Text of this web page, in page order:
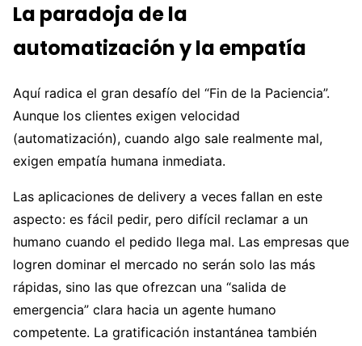
La paradoja de la
automatización y la empatía
Aquí radica el gran desafío del “Fin de la Paciencia”.
Aunque los clientes exigen velocidad
(automatización), cuando algo sale realmente mal,
exigen empatía humana inmediata.
Las aplicaciones de delivery a veces fallan en este
aspecto: es fácil pedir, pero difícil reclamar a un
humano cuando el pedido llega mal. Las empresas que
logren dominar el mercado no serán solo las más
rápidas, sino las que ofrezcan una “salida de
emergencia” clara hacia un agente humano
competente. La gratificación instantánea también